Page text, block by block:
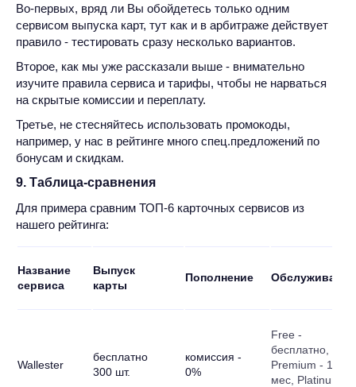
Во-первых, вряд ли Вы обойдетесь только одним
сервисом выпуска карт, тут как и в арбитраже действует
правило - тестировать сразу несколько вариантов.
Второе, как мы уже рассказали выше - внимательно
изучите правила сервиса и тарифы, чтобы не нарваться
на скрытые комиссии и переплату.
Третье, не стесняйтесь использовать промокоды,
например, у нас в рейтинге много спец.предложений по
бонусам и скидкам.
9. Таблица-сравнения
Для примера сравним ТОП-6 карточных сервисов из
нашего рейтинга:
Название
сервиса
Выпуск
карты
Пополнение Обслуживание
Wallester
бесплатно
300 шт.
комиссия -
0%
Free -
бесплатно,
Premium - 199€/
мес, Platinum -